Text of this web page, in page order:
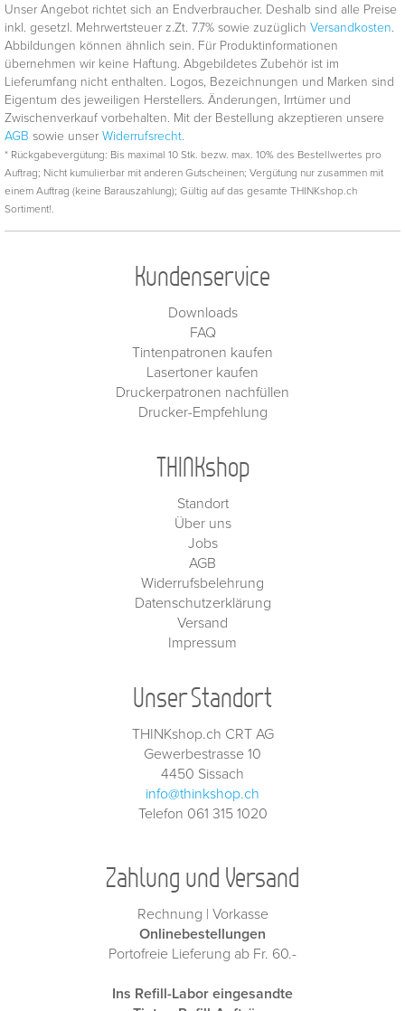
Unser Angebot richtet sich an Endverbraucher. Deshalb sind alle Preise
inkl. gesetzl. Mehrwertsteuer z.Zt. 7.7% sowie zuzüglich Versandkosten.
Abbildungen können ähnlich sein. Für Produktinformationen
übernehmen wir keine Haftung. Abgebildetes Zubehör ist im
Lieferumfang nicht enthalten. Logos, Bezeichnungen und Marken sind
Eigentum des jeweiligen Herstellers. Änderungen, Irrtümer und
Zwischenverkauf vorbehalten. Mit der Bestellung akzeptieren unsere
AGB sowie unser Widerrufsrecht.
* Rückgabevergütung: Bis maximal 10 Stk. bezw. max. 10% des Bestellwertes pro
Auftrag; Nicht kumulierbar mit anderen Gutscheinen; Vergütung nur zusammen mit
einem Auftrag (keine Barauszahlung); Gültig auf das gesamte THINKshop.ch
Sortiment!.
Kundenservice
Downloads
FAQ
Tintenpatronen kaufen
Lasertoner kaufen
Druckerpatronen nachfüllen
Drucker-Empfehlung
THINKshop
Standort
Über uns
Jobs
AGB
Widerrufsbelehrung
Datenschutzerklärung
Versand
Impressum
Unser Standort
THINKshop.ch CRT AG
Gewerbestrasse 10
4450 Sissach
info@thinkshop.ch
Telefon 061 315 1020
Zahlung und Versand
Rechnung | Vorkasse
Onlinebestellungen
Portofreie Lieferung ab Fr. 60.-
Ins Refill-Labor eingesandte